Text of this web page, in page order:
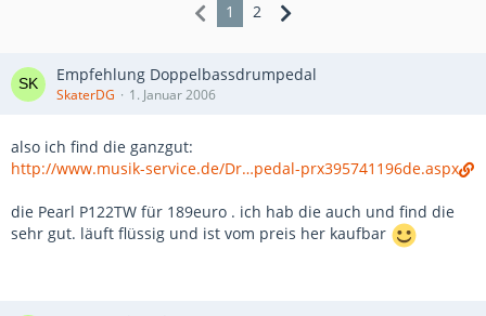
1 2
Empfehlung Doppelbassdrumpedal
SkaterDG 1. Januar 2006
also ich find die ganzgut:
http://www.musik-service.de/Dr…pedal-prx395741196de.aspx
die Pearl P122TW für 189euro . ich hab die auch und find die
sehr gut. läuft flüssig und ist vom preis her kaufbar